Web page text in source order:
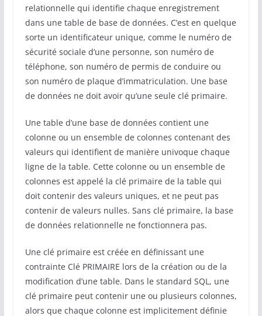
relationnelle qui identifie chaque enregistrement
dans une table de base de données. C’est en quelque
sorte un identificateur unique, comme le numéro de
sécurité sociale d’une personne, son numéro de
téléphone, son numéro de permis de conduire ou
son numéro de plaque d’immatriculation. Une base
de données ne doit avoir qu’une seule clé primaire.
Une table d’une base de données contient une
colonne ou un ensemble de colonnes contenant des
valeurs qui identifient de manière univoque chaque
ligne de la table. Cette colonne ou un ensemble de
colonnes est appelé la clé primaire de la table qui
doit contenir des valeurs uniques, et ne peut pas
contenir de valeurs nulles. Sans clé primaire, la base
de données relationnelle ne fonctionnera pas.
Une clé primaire est créée en définissant une
contrainte Clé PRIMAIRE lors de la création ou de la
modification d’une table. Dans le standard SQL, une
clé primaire peut contenir une ou plusieurs colonnes,
alors que chaque colonne est implicitement définie